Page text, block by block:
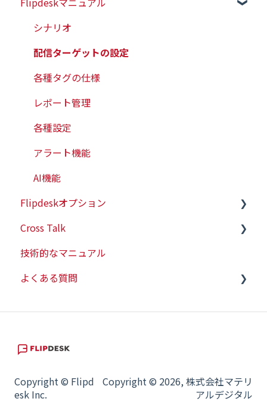
初期設定（タグ設置）
シナリオ
配信ターゲットの設定
各種タグの仕様
レポート管理
各種設定
アラート機能
AI機能
Flipdeskオプション
有人チャット
WEBプッシュ
会員情報連携
Cross Talk
スタートガイド
技術的なマニュアル
よくある質問
Copyright © Flipd
esk Inc.
Copyright © 2026, 株式会社マテリ
アルデジタル